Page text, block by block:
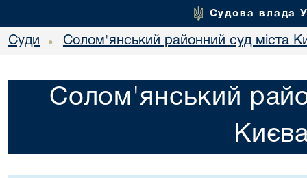
Судова влада
Суди • Солом'янський районний суд міста
Солом'янський